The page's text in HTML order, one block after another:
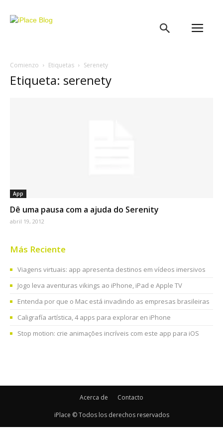
Comienzo Etiquetas Serenety
Etiqueta: serenety
App
Dê uma pausa com a ajuda do Serenity
abril 19, 2012
Más Reciente
Viagens virtuais: app apresenta destinos em vídeos imersivos
Jogo leva aventuras vikings ao iPhone, iPad e Apple TV
Entenda por que o Mac está invadindo as empresas brasileiras
Caligrafía artística, 4 apps para explorar en iPhone
Stop motion: crie animações incríveis com este app para iOS
Acerca de Contacto
iPlace © Todos los derechos reservados